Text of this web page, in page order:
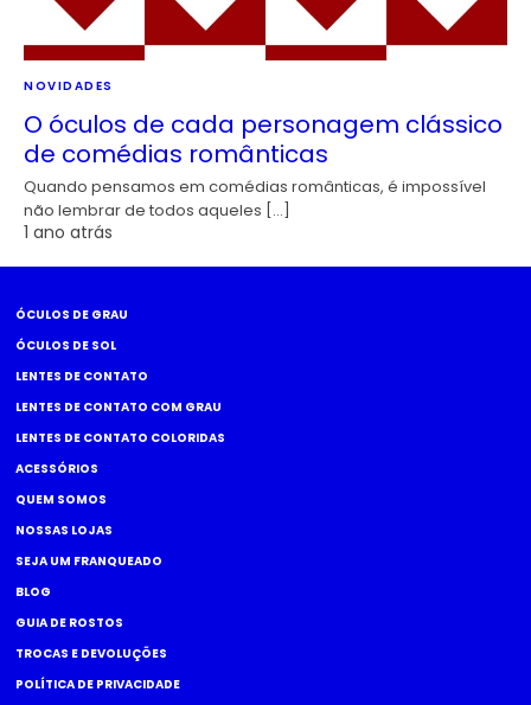
NOVIDADES
O óculos de cada personagem clássico
de comédias românticas
Quando pensamos em comédias românticas, é impossível
não lembrar de todos aqueles […]
1 ano atrás
ÓCULOS DE GRAU
ÓCULOS DE SOL
LENTES DE CONTATO
LENTES DE CONTATO COM GRAU
LENTES DE CONTATO COLORIDAS
ACESSÓRIOS
QUEM SOMOS
NOSSAS LOJAS
SEJA UM FRANQUEADO
BLOG
GUIA DE ROSTOS
TROCAS E DEVOLUÇÕES
POLÍTICA DE PRIVACIDADE